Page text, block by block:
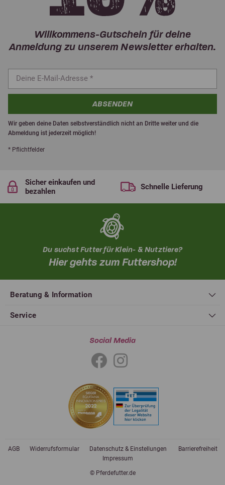
Willkommens-Gutschein für deine
Anmeldung zu unserem Newsletter erhalten.
ABSENDEN
Wir geben deine Daten selbstverständlich nicht an Dritte weiter und die
Abmeldung ist jederzeit möglich!
* Pflichtfelder
Sicher einkaufen und
bezahlen
Schnelle Lieferung
Du suchst Futter für Klein- & Nutztiere?
Hier gehts zum Futtershop!
Beratung & Information
Service
Social Media
© Pferdefutter.de
AGB Widerrufsformular Datenschutz & Einstellungen
Barrierefreiheit
Impressum